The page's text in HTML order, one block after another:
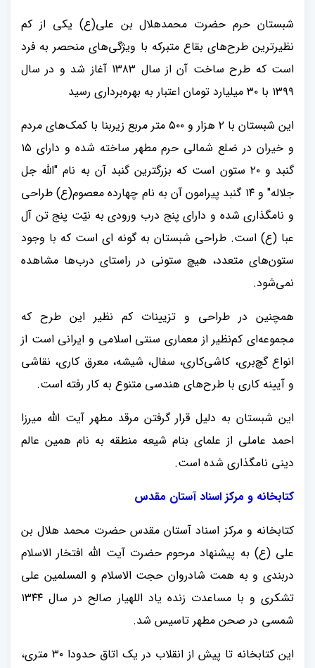
شبستان حرم حضرت محمدهلال بن علی(ع) یکی از کم
نظیرترین طرح‌های بقاع متبرکه با ویژگی‌های منحصر به فرد
است که طرح ساخت آن از سال ۱۳۸۳ آغاز شد و در سال
۱۳۹۹ با ۳۰ میلیارد تومان اعتبار به بهره‌برداری رسید
این شبستان با ۲ هزار و ۵۰۰ متر مربع زیربنا با کمک‌های مردم
و خیران در ضلع شمالی حرم مطهر ساخته شده و دارای ۱۵
گنبد و ۲۰ ستون است که بزرگترین گنبد آن به نام "الله جل
جلاله" و ۱۴ گنبد پیرامون آن به نام چهارده معصوم(ع) طراحی
و نامگذاری شده و دارای پنج درب ورودی به نیّت پنج تن آل
عبا (ع) است. طراحی شبستان به گونه ای است که با وجود
ستون‌های متعدد، هیچ ستونی در راستای درب‌ها مشاهده
نمی‌شود.
همچنین در طراحی و تزیینات کم نظیر این طرح که
مجموعه‌ای کم‌نظیر از معماری سنتی اسلامی و ایرانی است از
انواع گچ‌بری، کاشی‌کاری، سفال، شیشه، معرق کاری، نقاشی
و آیینه کاری با طرح‌های هندسی متنوع به کار رفته است.
این شبستان به دلیل قرار گرفتن مرقد مطهر آیت الله میرزا
احمد عاملی از علمای بنام شیعه منطقه به نام همین عالم
دینی نامگذاری شده است.
کتابخانه و مرکز اسناد آستان مقدس
کتابخانه و مرکز اسناد آستان مقدس حضرت محمد هلال بن
علی (ع) به پیشنهاد مرحوم حضرت آیت الله افتخار الاسلام
دربندی و به همت شادروان حجت الاسلام و المسلمین علی
تشکری و با مساعدت زنده یاد اللهیار صالح در سال ۱۳۴۴
شمسی در صحن مطهر تاسیس شد.
این کتابخانه تا پیش از انقلاب در یک اتاق حدودا ۳۰ متری،